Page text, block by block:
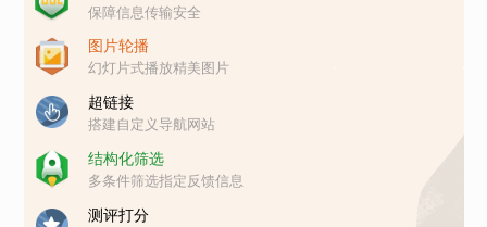
保障信息传输安全
图片轮播
幻灯片式播放精美图片
超链接
搭建自定义导航网站
结构化筛选
多条件筛选指定反馈信息
测评打分